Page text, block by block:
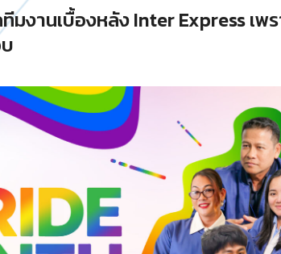
มงานเบื้องหลัง Inter Express เพ